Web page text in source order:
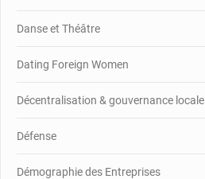
Danse et Théâtre
Dating Foreign Women
Décentralisation & gouvernance locale
Défense
Démographie des Entreprises